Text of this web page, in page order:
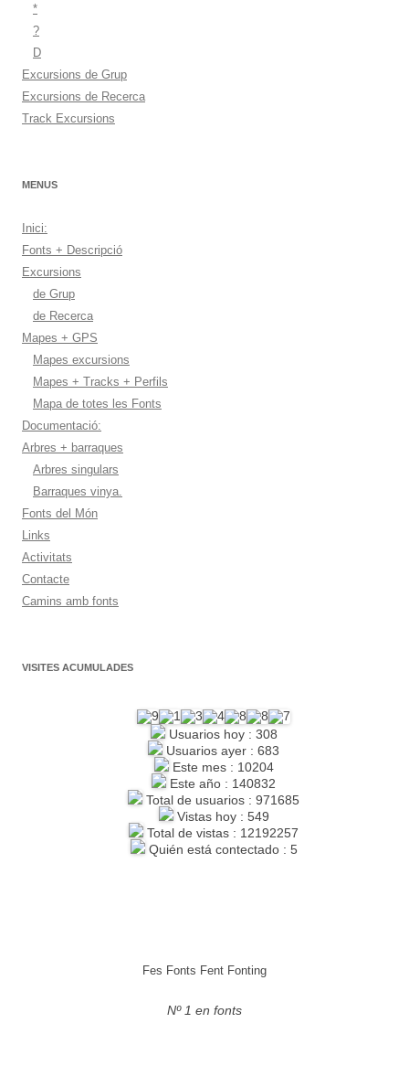
*
?
D
Excursions de Grup
Excursions de Recerca
Track Excursions
MENUS
Inici:
Fonts + Descripció
Excursions
de Grup
de Recerca
Mapes + GPS
Mapes excursions
Mapes + Tracks + Perfils
Mapa de totes les Fonts
Documentació:
Arbres + barraques
Arbres singulars
Barraques vinya.
Fonts del Món
Links
Activitats
Contacte
Camins amb fonts
VISITES ACUMULADES
Usuarios hoy : 308
Usuarios ayer : 683
Este mes : 10204
Este año : 140832
Total de usuarios : 971685
Vistas hoy : 549
Total de vistas : 12192257
Quién está contectado : 5
Fes Fonts Fent Fonting
Nº 1 en fonts